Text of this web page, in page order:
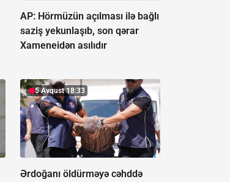
AP: Hörmüzün açılması ilə bağlı
saziş yekunlaşıb, son qərar
Xameneidən asılıdır
5 Avqust 18:33
Ərdoğanı öldürməyə cəhddə